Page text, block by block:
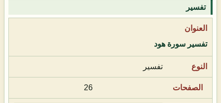
تفسير
تفسير سورة هود
تفسير
26